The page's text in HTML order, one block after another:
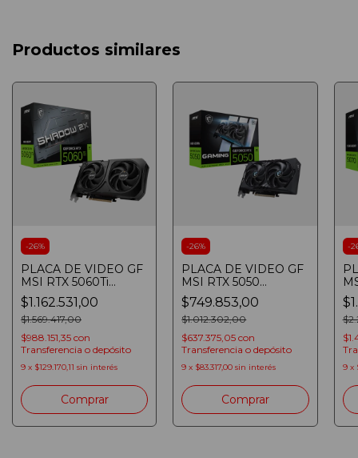
Productos similares
-26%
PLACA DE VIDEO GF
MSI RTX 5060Ti
SHADOW 2X OC 8GB
GDDR7 128bit PCIE
5.0
$1.162.531,00
$1.569.417,00
$988.151,35 con
Transferencia o depósito
9 x $129.170,11 sin interés
-26%
PLACA DE VIDEO GF
MSI RTX 5050
GAMING OC 8GB
GDDR6 128bit PCIE
5.0
$749.853,00
$1.012.302,00
$637.375,05con
Transferencia o depósito
9 x $83.317,00 sin interés
-
5.0
9 x